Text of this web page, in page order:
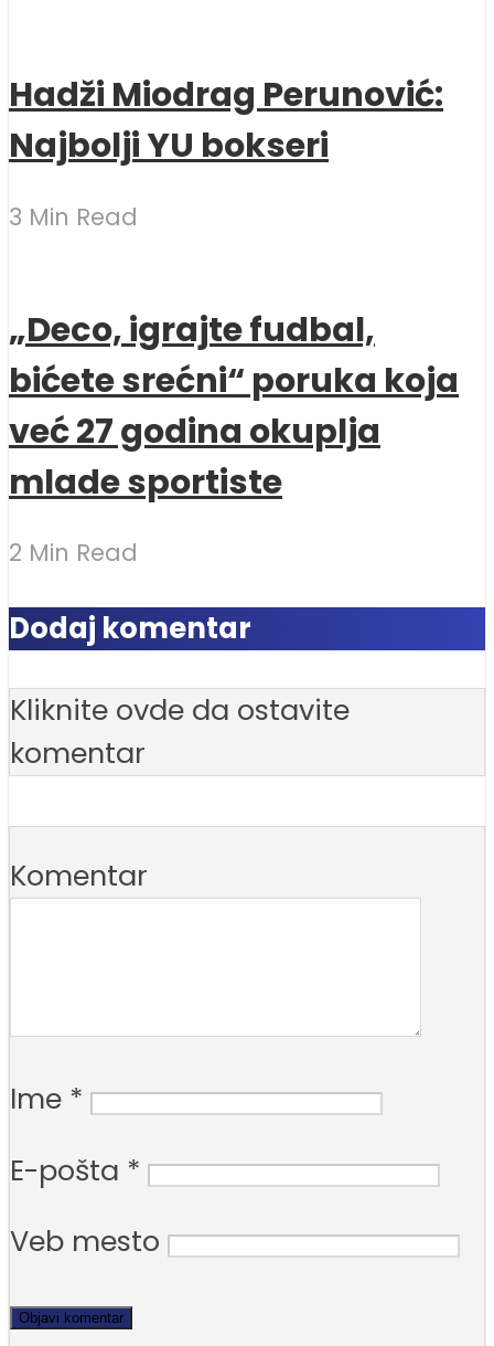
Hadži Miodrag Perunović:
Najbolji YU bokseri
3 Min Read
„Deco, igrajte fudbal,
bićete srećni“ poruka koja
već 27 godina okuplja
mlade sportiste
2 Min Read
Dodaj komentar
Kliknite ovde da ostavite
komentar
Komentar
Ime *
E-pošta *
Veb mesto